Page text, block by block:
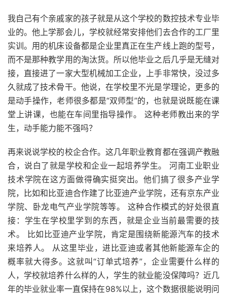
我自己有个亲戚家的孩子就是从这个学校的数控技术专业毕
业的。他上学那会儿，学校就经常安排他们去合作的工厂里
实训。用的机床设备都是企业里真正在生产线上跑的型号，
而不是那种教学用的淘汰货。所以他毕业之后几乎是无缝对
接，直接进了一家大型机械加工企业，上手非常快，没过多
久就成了技术骨干。他说，在学校里不光是学理论，更多的
是动手操作，老师很多都是“双师型”的，也就是说既能在课
堂上讲课，也能在车间里指导操作。 这种老师教出来的学
生，动手能力能不强吗？
再来说说学校的校企合作。这几年职业教育都在强调产教融
合，说白了就是学校和企业一起培养学生。 河南工业职业
技术学院在这方面做得确实挺突出。他们搞了很多产业学
院，比如和比亚迪合作建了比亚迪产业学院，还有京东产业
学院、卧龙电气产业学院等等。 这种合作模式的好处很直
接：学生在学校里学到的东西，就是企业当前最需要的技
术。 比如比亚迪产业学院，肯定是围绕新能源汽车的技术
来培养人。 从这里毕业，进比亚迪或者其他新能源车企的
概率就大得多。这就叫“订单式培养”，企业需要什么样的
人，学校就培养什么样的人，学生的就业能没保障吗？近几
年的毕业就业率一直保持在98%以上，这个数据很能说明问